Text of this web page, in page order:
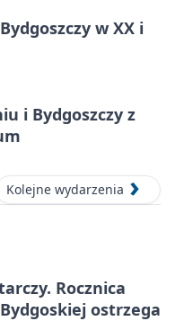
w XX i
i Bydgoszczy z
Kolejne wydarzenia
Rocznica
ostrzega